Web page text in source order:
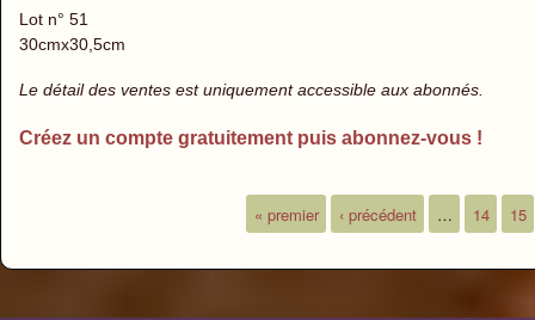
Lot n° 51
30cmx30,5cm
Le détail des ventes est uniquement accessible aux abonnés.
Créez un compte gratuitement puis abonnez-vous !
« premier ‹ précédent … 14 15